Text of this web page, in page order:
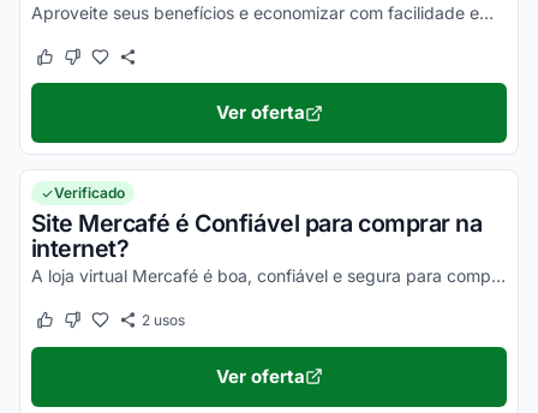
Aproveite seus benefícios e economizar com facilidade em todas as suas compras online!
Este cupom funcionou
Este cupom não funcionou
Ver oferta
Verificado
Site Mercafé é Confiável para comprar na
internet?
A loja virtual Mercafé é boa, confiável e segura para compras online. Pesquise, confira os comentários e constate!
Este cupom funcionou
Este cupom não funcionou
2usos
Ver oferta